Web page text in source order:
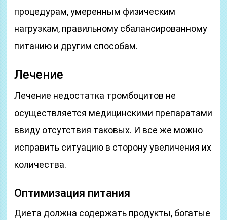
процедурам, умеренным физическим
нагрузкам, правильному сбалансированному
питанию и другим способам.
Лечение
Лечение недостатка тромбоцитов не
осуществляется медицинскими препаратами
ввиду отсутствия таковых. И все же можно
исправить ситуацию в сторону увеличения их
количества.
Оптимизация питания
Диета должна содержать продукты, богатые